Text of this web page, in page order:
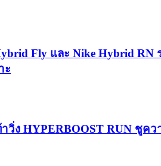
Fly และ Nike Hybrid
ะ
าวิ่ง HYPERBOOST RUN ชู